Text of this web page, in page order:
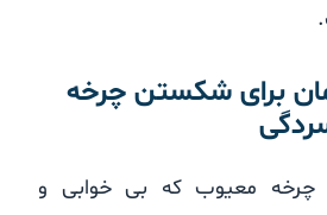
برای شکستن چرخه
معیوب که بی خوابی و